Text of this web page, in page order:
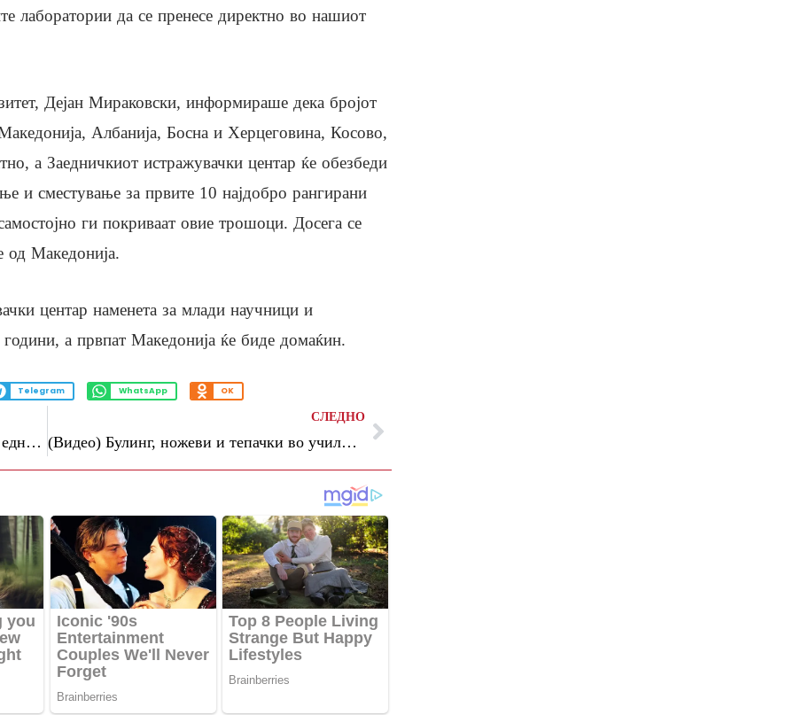
лаборатории да се пренесе директно во нашиот
Дејан Мираковски, информираше дека бројот
Албанија, Босна и Херцеговина, Косово,
а Заедничкиот истражувачки центар ќе обезбеди
и сместување за првите 10 најдобро рангирани
ги покриваат овие трошоци. Досега се
од Македонија.
центар наменета за млади научници и
а првпат Македонија ќе биде домаќин.
Telegram WhatsApp OK
(Видео) Милошоски: „Мазут“ доживеа една тивка амнестија
СЛЕДНО
(Видео) Булинг, ножеви и тепачки во училиштата, СДСМ бара одговорност од Јаневска и директорите